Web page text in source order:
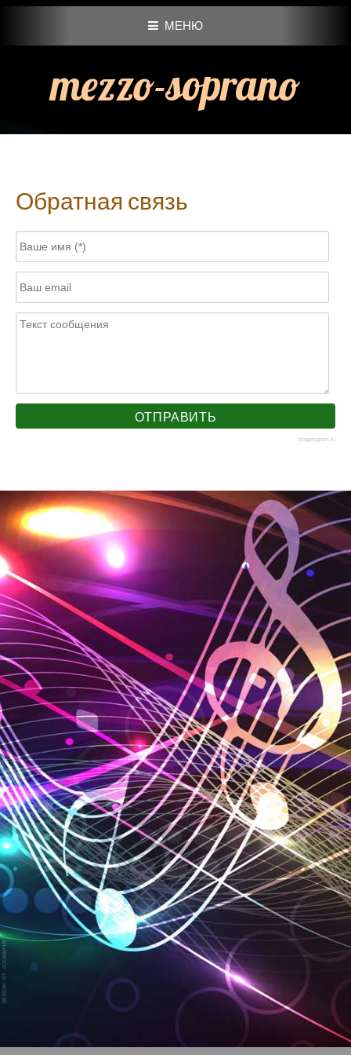
МЕНЮ
mezzo-soprano
Обратная связь
blogprogram.ru